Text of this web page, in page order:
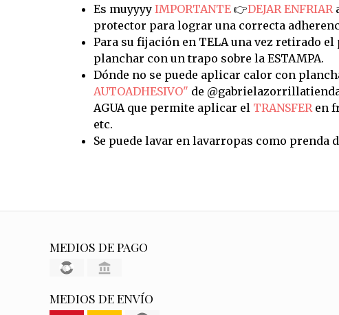
Es muyyyy IMPORTANTE👉DEJAR ENFRIAR
protector para lograr una correcta
Para su fijación en TELA una vez retirado
planchar con un trapo sobre la ESTAMPA.
Dónde no se puede aplicar calor con
AUTOADHESIVO" de
AGUA que permite aplicar el TRANSFERen
etc.
Se puede lavar en lavarropas como prenda
MEDIOS DE PAGO
MEDIOS DE ENVÍO